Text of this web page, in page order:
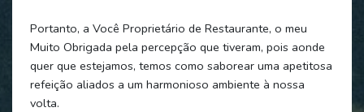
Portanto, a Você Proprietário de Restaurante, o meu
Muito Obrigada pela percepção que tiveram, pois aonde
quer que estejamos, temos como saborear uma apetitosa
refeição aliados a um harmonioso ambiente à nossa
volta.